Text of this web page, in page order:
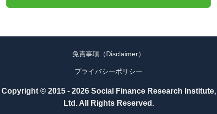
免責事項（Disclaimer）
プライバシーポリシー
Copyright © 2015 - 2026 Social Finance Research Institute,
Ltd. All Rights Reserved.